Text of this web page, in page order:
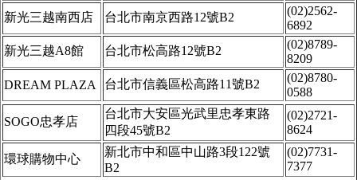
新光三越南西店
台北市南京西路12號B2
(02)2562-
6892
新光三越A8館
台北市松高路12號B2
(02)8789-
8209
DREAM PLAZA
台北市信義區松高路11號B2
(02)8780-
0588
SOGO忠孝店
台北市大安區光武里忠孝東路
四段45號B2
(02)2721-
8624
環球購物中心
新北市中和區中山路3段122號
B2
(02)7731-
7377